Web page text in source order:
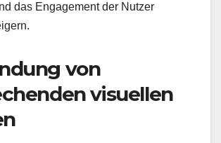
das Engagement der Nutzer
von
visuellen